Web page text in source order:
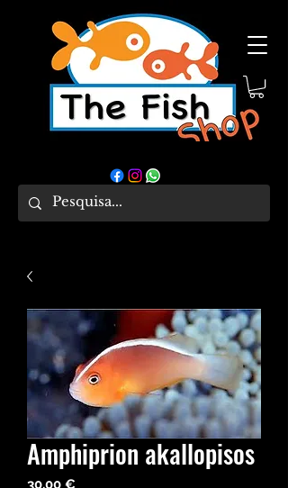
Amphiprion akallopisos
30,00 €Precio